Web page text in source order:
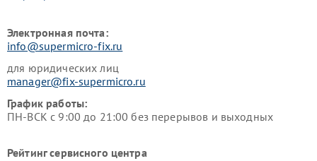
Электронная почта:
info@supermicro-fix.ru
для юридических лиц
manager@fix-supermicro.ru
График работы:
ПН-ВСК с 9:00 до 21:00 без перерывов и выходных
Рейтинг сервисного центра